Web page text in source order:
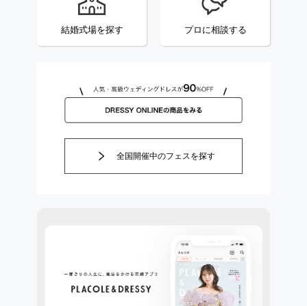
結婚式場を探す プロに相談する
全国開催中のフェスを探す